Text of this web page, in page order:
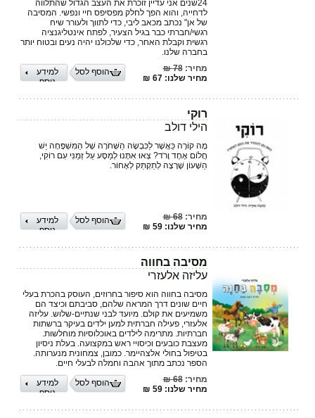
24שנים אני עדיין זוכרת את העצב הגדול שהתלווה
לדחייה, והוא הפך לחלק מפסיפס חיי ונפשי. המסיבה
של אן" נכתב מכאב ליבי, כדי לתווך ולעורר שיח
רגשי/חברתי כבר בגיל הצעיר, לפתח אינטליגנציה
רגשית וקבלת האחר, כדי שלכולנו יהיה נעים ובטוח יותר
בחברה שלנו.
מחיר:78 ₪
מחיר שלנו: 67 ₪
למידע
נוסף
הוסף לסל
רוקי
הילי דולב
מָה קוֹרֶה כַּאֲשֶׁר לַכִּבְשָׂה הַשְּׁחֹרָה שֶׁל הַמִּשְׁפָּחָה יֵשׁ
חֲלוֹם אֶחָד וָרֹד? צְאוּ אִתָּנוּ לְמַסָּע עַל זְמַנִּי עִם רוֹקִי,
הַשָּׁעוֹן שֶׁרָצָה לְתַקְתֵּק לְאָחוֹר.
מחיר:68 ₪
מחיר שלנו: 59 ₪
למידע
נוסף
הוסף לסל
מסיבה בחווה
עליזה אלעזרי
מסיבה בחווה הוא סיפור בחרוזים, העוסק בהכרת בעלי
חיים שונים דרך המראה שלהם, סביבתם וכיצד הם
משמיעים את קולם. מיועד לבני שנתיים-שלוש. עליזה
אלעזרי, פעילה חברתית למען ילדים בעיקר ברשתות
חברתיות. מתרימה לילדים באוכלוסיות מוחלשות.
מעצבת כובעים וכיסויי ראש במקצועה. בעלת ניסיון
בטיפול בחולי אלצהיימר. כמובן, צמחונית מנערותה.
הספר נכתב מתוך אהבה וחמלה לבעלי חיים.
מחיר:68 ₪
מחיר שלנו: 59 ₪
למידע
נוסף
הוסף לסל